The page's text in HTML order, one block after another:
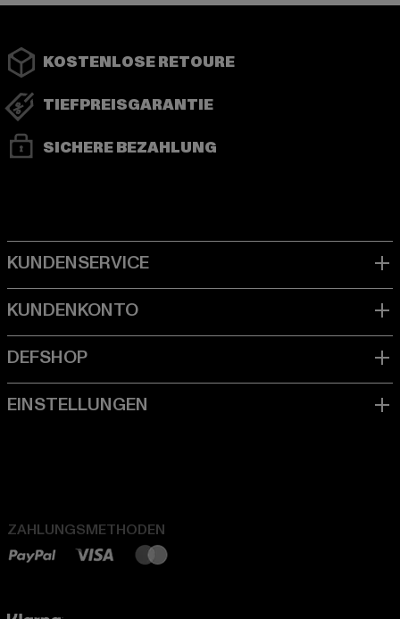
KOSTENLOSE RETOURE
TIEFPREISGARANTIE
SICHERE BEZAHLUNG
ZAHLUNGSMETHODEN